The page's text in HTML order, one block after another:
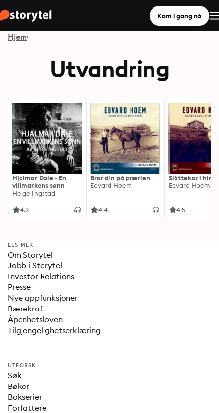
Kom i gang nå
Hjem
Utvandring
Hjalmar Dale - En
villmarkens sønn
Helge Ingstad
4.2
Bror din på prærien
Edvard Hoem
4.4
Slåttekar i
Edvard Hoem
4.5
LES MER
Om Storytel
Jobb i Storytel
Investor Relations
Presse
Nye appfunksjoner
Bærekraft
Åpenhetsloven
Tilgjengelighetserklæring
UTFORSK
Søk
Bøker
Bokserier
Forfattere